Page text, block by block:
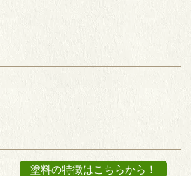
塗料の特徴はこちらから！